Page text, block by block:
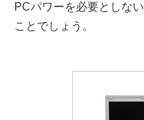
PCパワーを必要としな
ことでしょう。